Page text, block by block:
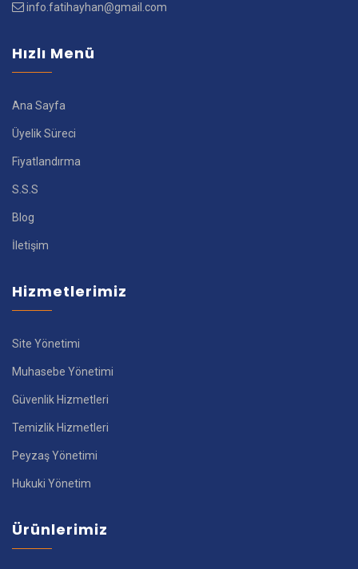
info.fatihayhan@gmail.com
Hızlı Menü
Ana Sayfa
Üyelik Süreci
Fiyatlandırma
S.S.S
Blog
İletişim
Hizmetlerimiz
Site Yönetimi
Muhasebe Yönetimi
Güvenlik Hizmetleri
Temizlik Hizmetleri
Peyzaş Yönetimi
Hukuki Yönetim
Ürünlerimiz